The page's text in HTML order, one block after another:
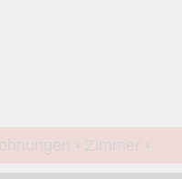
• Zimmer •